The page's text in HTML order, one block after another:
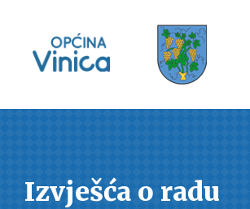
Izvješća o radu